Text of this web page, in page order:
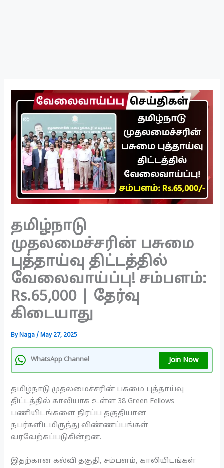
தமிழ்நாடு
முதலமைச்சரின் பசுமை
புத்தாய்வு திட்டத்தில்
வேலைவாய்ப்பு! சம்பளம்:
Rs.65,000 | தேர்வு
கிடையாது
ByNaga/May 27, 2025
WhatsApp Channel Join Now
தமிழ்நாடு முதலமைச்சரின் பசுமை புத்தாய்வு
திட்டத்தில் காலியாக உள்ள 38 Green Fellows
பணியிடங்களை நிரப்ப தகுதியான
நபர்களிடமிருந்து விண்ணப்பங்கள்
வரவேற்கப்படுகின்றன.
இதற்கான கல்வி தகுதி, சம்பளம், காலியிடங்கள்